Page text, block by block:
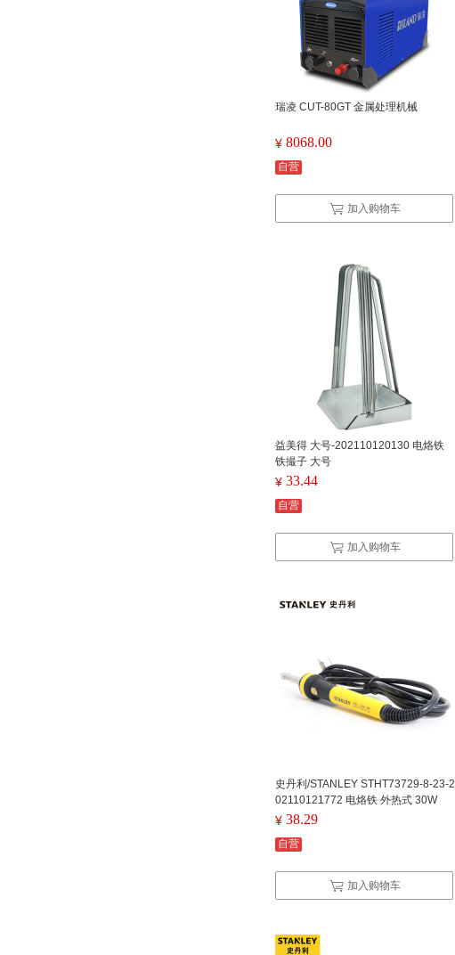
瑞凌 CUT-80GT 金属处理机械
¥ 8068.00
自营
加入购物车
益美得 大号-202110120130 电烙铁
铁撮子 大号
¥ 33.44
自营
加入购物车
史丹利/STANLEY STHT73729-8-23-2
02110121772 电烙铁 外热式 30W
¥ 38.29
自营
加入购物车